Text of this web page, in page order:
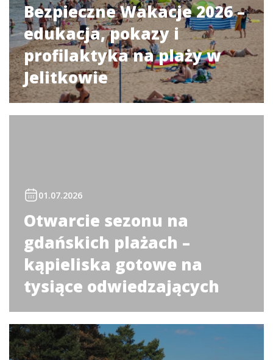
Bezpieczne Wakacje 2026 –
edukacja, pokazy i
profilaktyka na plaży w
Jelitkowie
01.07.2026
Otwarcie sezonu na
gdańskich plażach –
kąpieliska gotowe na
tysiące odwiedzających